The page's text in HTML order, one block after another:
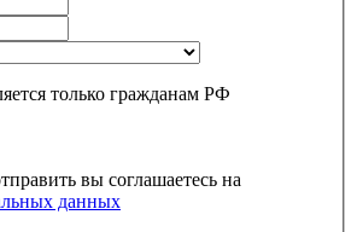
только гражданам РФ
вы соглашаетесь на
данных